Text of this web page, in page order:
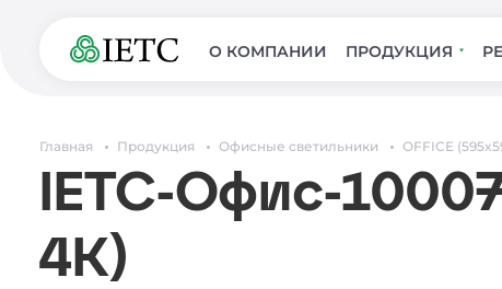
О КОМПАНИИ ПРОДУКЦИЯ
Главная Продукция Офисные светильники OFFICE
IETC-Офис-
4К)